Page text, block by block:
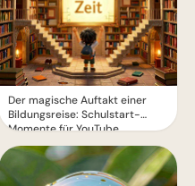
Der magische Auftakt einer
Bildungsreise: Schulstart-
Momente für YouTube